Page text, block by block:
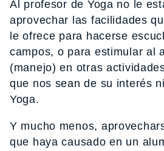
Al profesor de Yoga no le
aprovechar las facilidades
le ofrece para hacerse
campos, o para estimular al
(manejo) en otras
que nos sean de su interés
Yoga.
Y mucho menos,
que haya causado en un